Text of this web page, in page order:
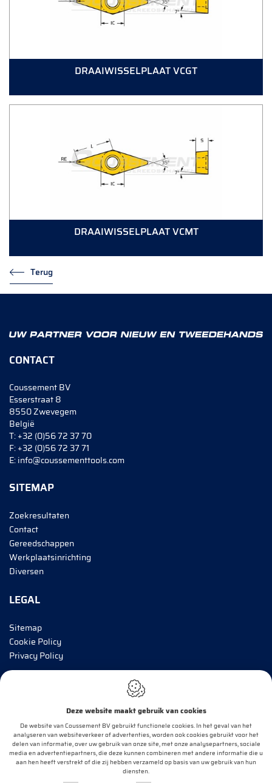
DRAAIWISSELPLAAT VCGT
DRAAIWISSELPLAAT VCMT
Terug
CONTACT
Coussement BV
Esserstraat 8
8550 Zwevegem
België
T:+32 (0)56 72 37 70
F:+32 (0)56 72 37 71
E:info@coussementtools.com
SITEMAP
Zoekresultaten
Contact
Gereedschappen
Werkplaatsinrichting
Diversen
LEGAL
Sitemap
Cookie Policy
Privacy Policy
BRENG MIJ OP DE HOOGTE!
E-mail*
OK
Deze website maakt gebruik van cookies
De website van Coussement BV gebruikt functionele cookies. In het geval van het
analyseren van websiteverkeer of advertenties, worden ook cookies gebruikt voor het
delen van informatie, over uw gebruik van onze site, met onze analysepartners, sociale
media en advertentiepartners, die deze kunnen combineren met andere informatie die u
aan hen heeft verstrekt of die zij hebben verzameld op basis van uw gebruik van hun
diensten.